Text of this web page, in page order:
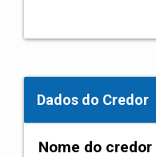
Dados do Credor
Nome do credor